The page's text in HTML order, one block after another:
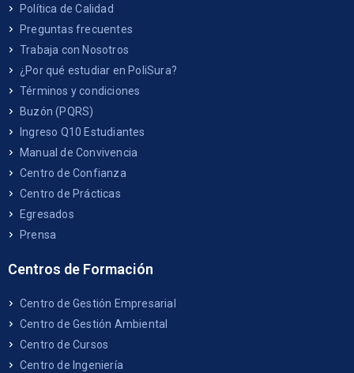
Política de Calidad
Preguntas frecuentes
Trabaja con Nosotros
¿Por qué estudiar en PoliSura?
Términos y condiciones
Buzón (PQRS)
Ingreso Q10 Estudiantes
Manual de Convivencia
Centro de Confianza
Centro de Prácticas
Egresados
Prensa
Centros de Formación
Centro de Gestión Empresarial
Centro de Gestión Ambiental
Centro de Cursos
Centro de Ingeniería